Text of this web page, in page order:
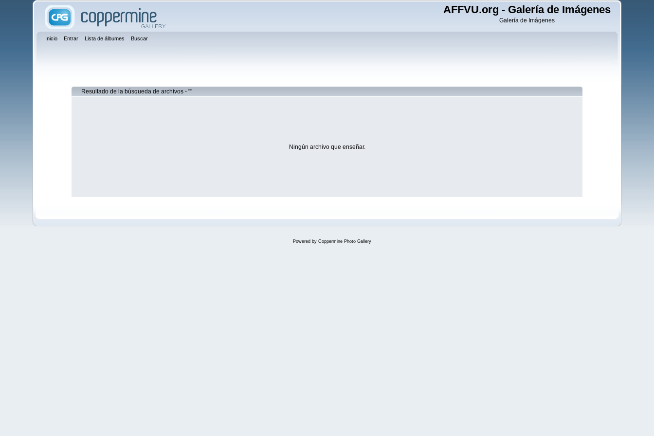
AFFVU.org - Galería de Imágenes
Galería de Imágenes
Inicio Entrar Lista de álbumes Buscar
Resultado de la búsqueda de archivos - ""
Ningún archivo que enseñar.
Powered by Coppermine Photo Gallery